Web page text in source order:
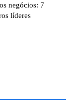
negócios: 7
líderes